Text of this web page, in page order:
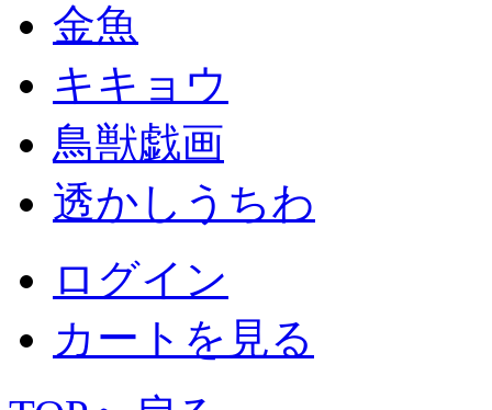
金魚
キキョウ
鳥獣戯画
透かしうちわ
ログイン
カートを見る